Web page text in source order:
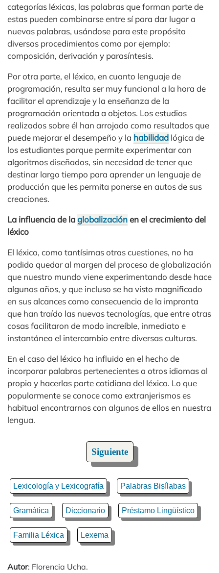
categorías léxicas, las palabras que forman parte de
estas pueden combinarse entre sí para dar lugar a
nuevas palabras, usándose para este propósito
diversos procedimientos como por ejemplo:
composición, derivación y parasíntesis.
Por otra parte, el léxico, en cuanto lenguaje de
programación, resulta ser muy funcional a la hora de
facilitar el aprendizaje y la enseñanza de la
programación orientada a objetos. Los estudios
realizados sobre él han arrojado como resultados que
puede mejorar el desempeño y la habilidad lógica de
los estudiantes porque permite experimentar con
algoritmos diseñados, sin necesidad de tener que
destinar largo tiempo para aprender un lenguaje de
producción que les permita ponerse en autos de sus
creaciones.
La influencia de laglobalizaciónen el crecimiento del
léxico
El léxico, como tantísimas otras cuestiones, no ha
podido quedar al margen del proceso de globalización
que nuestro mundo viene experimentando desde hace
algunos años, y que incluso se ha visto magnificado
en sus alcances como consecuencia de la impronta
que han traído las nuevas tecnologías, que entre otras
cosas facilitaron de modo increíble, inmediato e
instantáneo el intercambio entre diversas culturas.
En el caso del léxico ha influido en el hecho de
incorporar palabras pertenecientes a otros idiomas al
propio y hacerlas parte cotidiana del léxico. Lo que
popularmente se conoce como extranjerismos es
habitual encontrarnos con algunos de ellos en nuestra
lengua.
Siguiente
Lexicología y Lexicografía Palabras Bisílabas
Gramática Diccionario Préstamo Lingüístico
Familia Léxica Lexema
Autor: Florencia Ucha.